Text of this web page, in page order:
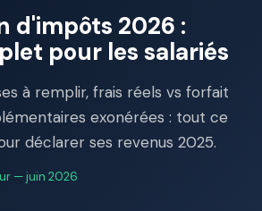
d'impôts 2026 :
pour les salariés
à remplir, frais réels vs forfait
exonérées : tout ce
déclarer ses revenus 2025.
— juin 2026